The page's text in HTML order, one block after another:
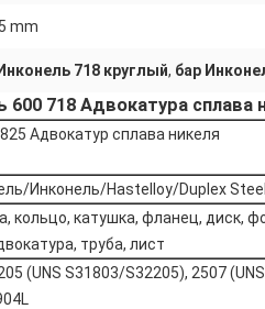
mm
718 круглый, бар
600 718 Адвокатура сплава
Адвокатур сплава никеля
Инконель/Hastelloy/Duplex
кольцо, катушка, фланец, диск,
труба, лист
(UNS S31803/S32205), 2507